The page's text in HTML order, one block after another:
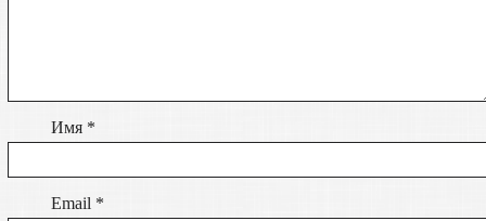
Имя *
Email *